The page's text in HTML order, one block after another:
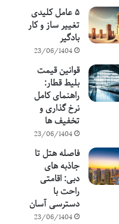
۵ عامل کلیدی
تغییر ساز و کار
بادگیر
23/06/1404
قوانین قیمت
بلیط قطار:
راهنمای کامل
نرخ گذاری و
تخفیف ها
23/06/1404
فاصله هتل تا
جاذبه های
دبی: اقامتی
راحت با
دسترسی آسان
23/06/1404